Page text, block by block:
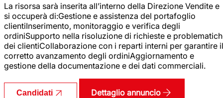
La risorsa sarà inserita all’interno della Direzione Vendite e
si occuperà di:Gestione e assistenza del portafoglio
clientiInserimento, monitoraggio e verifica degli
ordiniSupporto nella risoluzione di richieste e
dei clientiCollaborazione con i reparti interni per garantire il
corretto avanzamento degli ordiniAggiornamento e
gestione della documentazione e dei dati commerciali.
Candidati Dettaglio annuncio